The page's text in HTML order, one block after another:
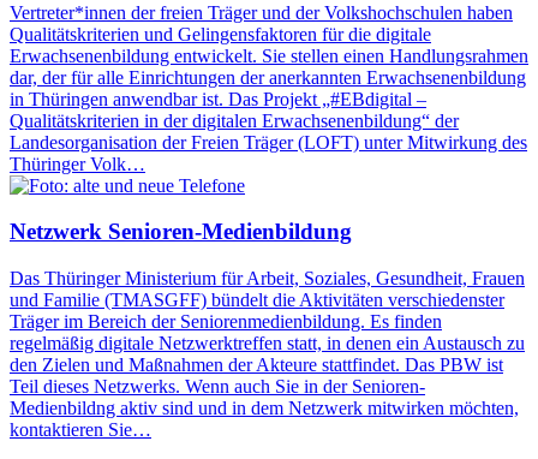
Vertreter*innen der freien Träger und der Volkshochschulen haben
Qualitätskriterien und Gelingensfaktoren für die digitale
Erwachsenenbildung entwickelt. Sie stellen einen Handlungsrahmen
dar, der für alle Einrichtungen der anerkannten Erwachsenenbildung
in Thüringen anwendbar ist. Das Projekt „#EBdigital –
Qualitätskriterien in der digitalen Erwachsenenbildung“ der
Landesorganisation der Freien Träger (LOFT) unter Mitwirkung des
Thüringer Volk…
Netzwerk Senioren-Medienbildung
Das Thüringer Ministerium für Arbeit, Soziales, Gesundheit, Frauen
und Familie (TMASGFF) bündelt die Aktivitäten verschiedenster
Träger im Bereich der Seniorenmedienbildung. Es finden
regelmäßig digitale Netzwerktreffen statt, in denen ein Austausch zu
den Zielen und Maßnahmen der Akteure stattfindet. Das PBW ist
Teil dieses Netzwerks. Wenn auch Sie in der Senioren-
Medienbildng aktiv sind und in dem Netzwerk mitwirken möchten,
kontaktieren Sie…